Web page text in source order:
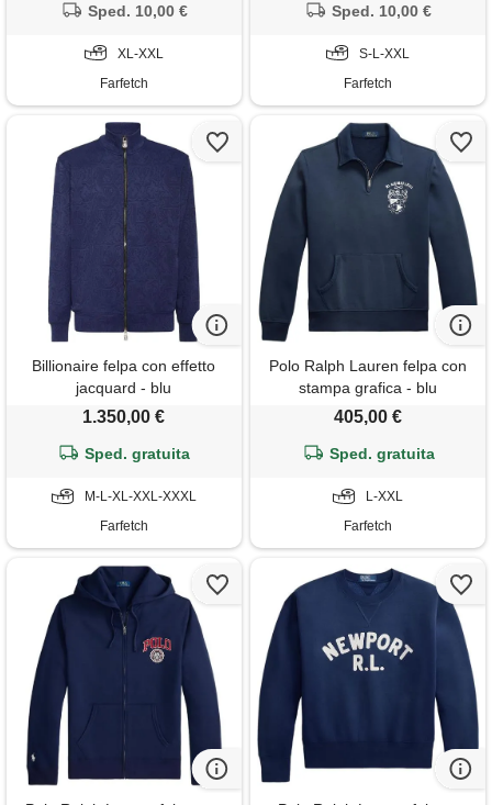
Sped. 10,00 €
XL-XXL
Farfetch
Sped. 10,00 €
S-L-XXL
Farfetch
Billionaire felpa con effetto
jacquard - blu
1.350,00 €
Sped. gratuita
M-L-XL-XXL-XXXL
Farfetch
Polo Ralph Lauren felpa con
stampa grafica - blu
405,00 €
Sped. gratuita
L-XXL
Farfetch